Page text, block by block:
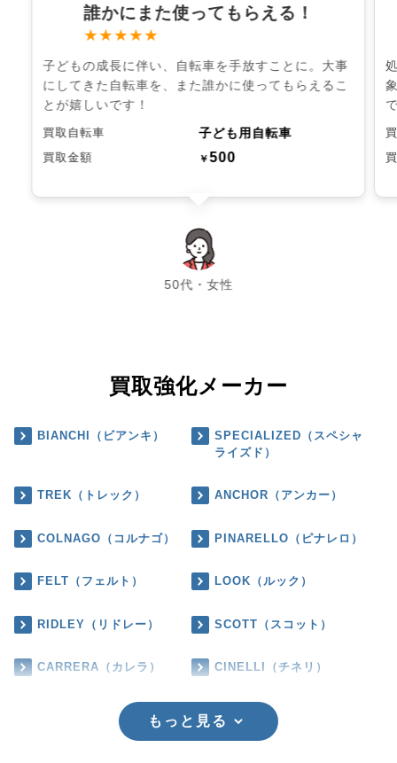
誰かにまた使ってもらえる！
★★★★★
子どもの成長に伴い、自転車を手放すことに。大事
にしてきた自転車を、また誰かに使ってもらえるこ
とが嬉しいです！
買取自転車 子ども用自転車
買取金額 ￥500
50代・女性
chevron_left chevron_right
買取強化メーカー
BIANCHI（ビアンキ）
SPECIALIZED（スペシャ
ライズド）
TREK（トレック） ANCHOR（アンカー）
COLNAGO（コルナゴ） PINARELLO（ピナレロ）
FELT（フェルト） LOOK（ルック）
RIDLEY（リドレー） SCOTT（スコット）
CARRERA（カレラ） CINELLI（チネリ）
もっと見る